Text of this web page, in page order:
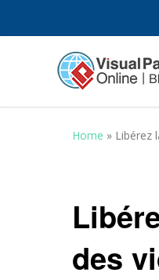
Home » Libérez
des